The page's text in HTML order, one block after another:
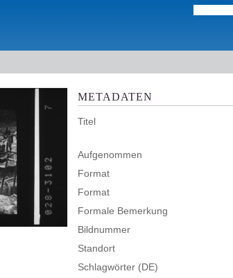
METADATEN
Titel
Aufgenommen
Format
Format
Formale Bemerkung
Bildnummer
Standort
Schlagwörter (DE)